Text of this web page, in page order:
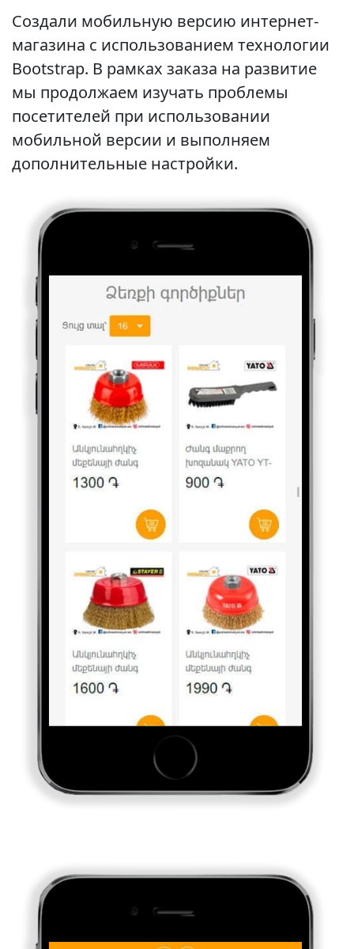
Создали мобильную версию интернет-
магазина с использованием технологии
Bootstrap. В рамках заказа на развитие
мы продолжаем изучать проблемы
посетителей при использовании
мобильной версии и выполняем
дополнительные настройки.